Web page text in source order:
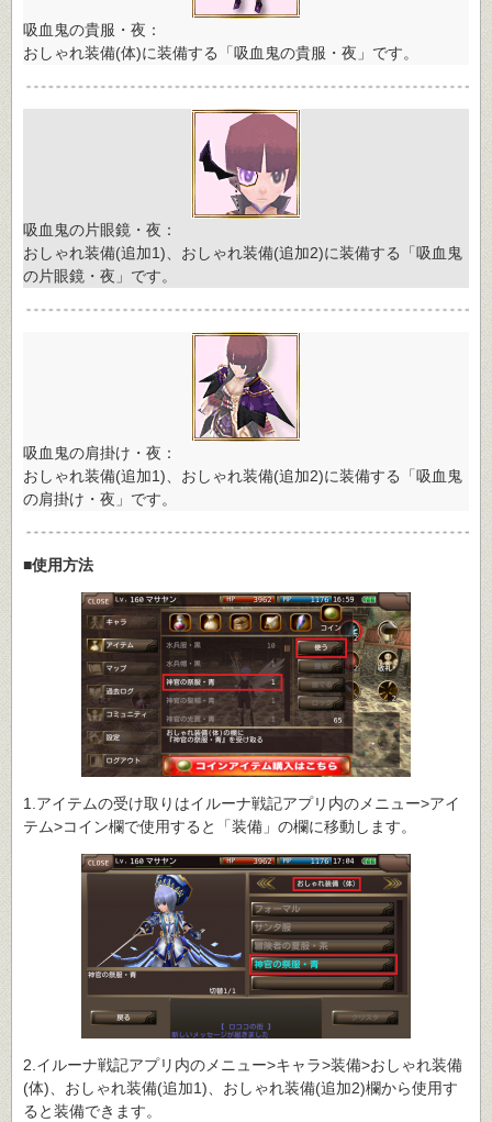
吸血鬼の貴服・夜：
おしゃれ装備(体)に装備する「吸血鬼の貴服・夜」です。
吸血鬼の片眼鏡・夜：
おしゃれ装備(追加1)、おしゃれ装備(追加2)に装備する「吸血鬼
の片眼鏡・夜」です。
吸血鬼の肩掛け・夜：
おしゃれ装備(追加1)、おしゃれ装備(追加2)に装備する「吸血鬼
の肩掛け・夜」です。
■使用方法
1.アイテムの受け取りはイルーナ戦記アプリ内のメニュー>アイ
テム>コイン欄で使用すると「装備」の欄に移動します。
2.イルーナ戦記アプリ内のメニュー>キャラ>装備>おしゃれ装備
(体)、おしゃれ装備(追加1)、おしゃれ装備(追加2)欄から使用す
ると装備できます。